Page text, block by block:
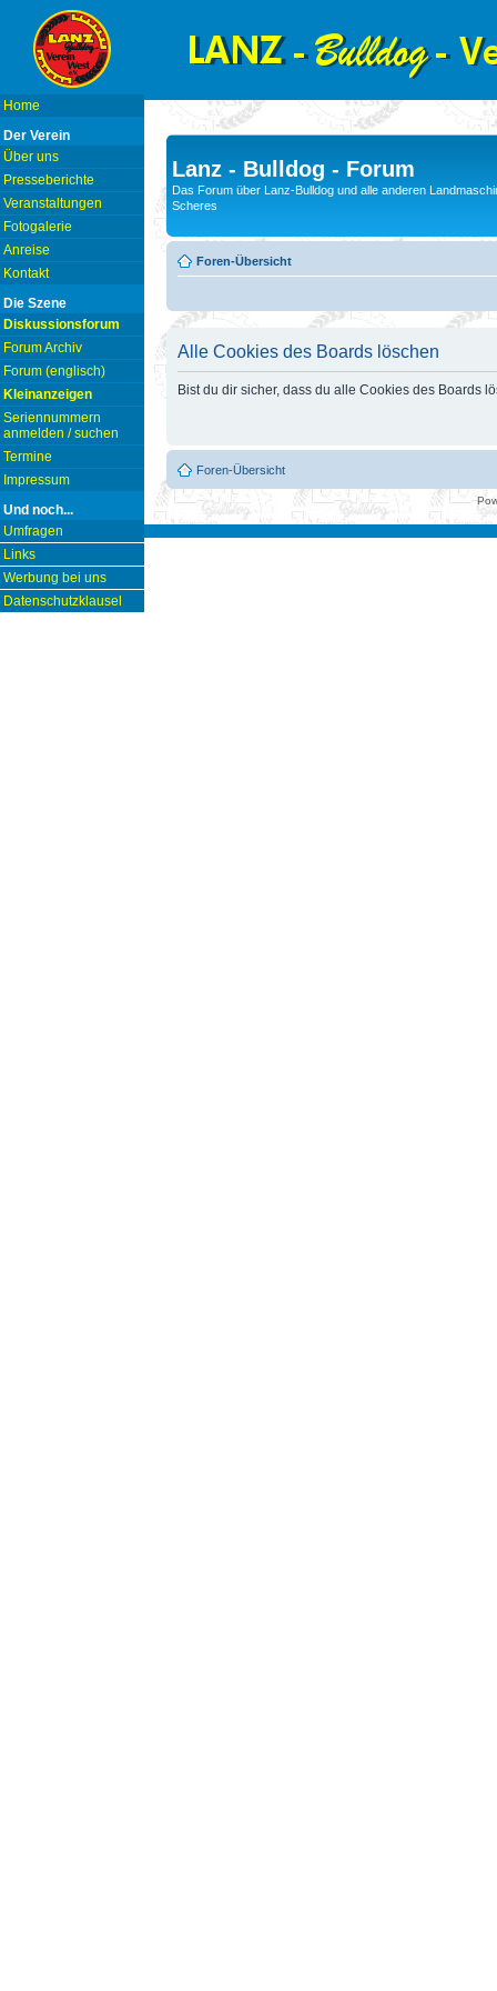
Home
Der Verein
Über uns
Presseberichte
Veranstaltungen
Fotogalerie
Anreise
Kontakt
Die Szene
Diskussionsforum
Forum Archiv
Forum (englisch)
Kleinanzeigen
Seriennummern
anmelden / suchen
Termine
Impressum
Und noch...
Umfragen
Links
Werbung bei uns
Datenschutzklausel
Lanz - Bulldog - Forum
Das Forum über Lanz-Bulldog und alle anderen
Scheres
Foren-Übersicht
Alle Cookies des Boards löschen
Bist du dir sicher, dass du alle Cookies des Boards
Foren-Übersicht